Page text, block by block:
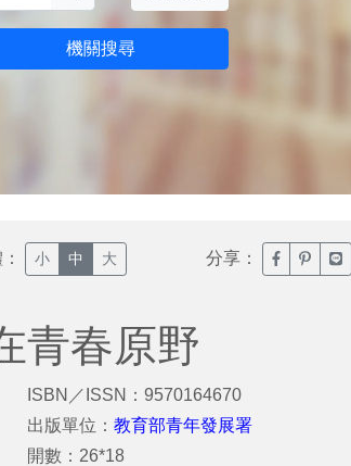
機關搜尋
小 中 大 分享： 臉書分享(
噗浪
青春原野
ISBN／ISSN：9570164670
出版單位：教育部青年發展署
開數：26*18